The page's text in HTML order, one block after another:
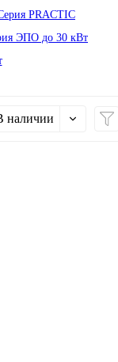
PRACTIC
ЭПО до 30 кВт
наличии